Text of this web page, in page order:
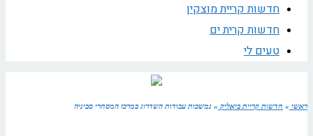
חדשות קריית מוצקין
חדשות קרית ים
טעים לי
ראשי » חדשות קריית ביאליק » נמשכות עבודות השדרוג במרכז המסחרי סביניה